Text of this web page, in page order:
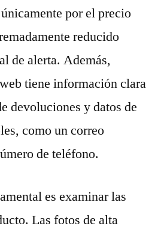
por el precio
reducido
de alerta. Además,
tiene información clara
devoluciones y datos de
como un correo
de teléfono.
es examinar las
Las fotos de alta